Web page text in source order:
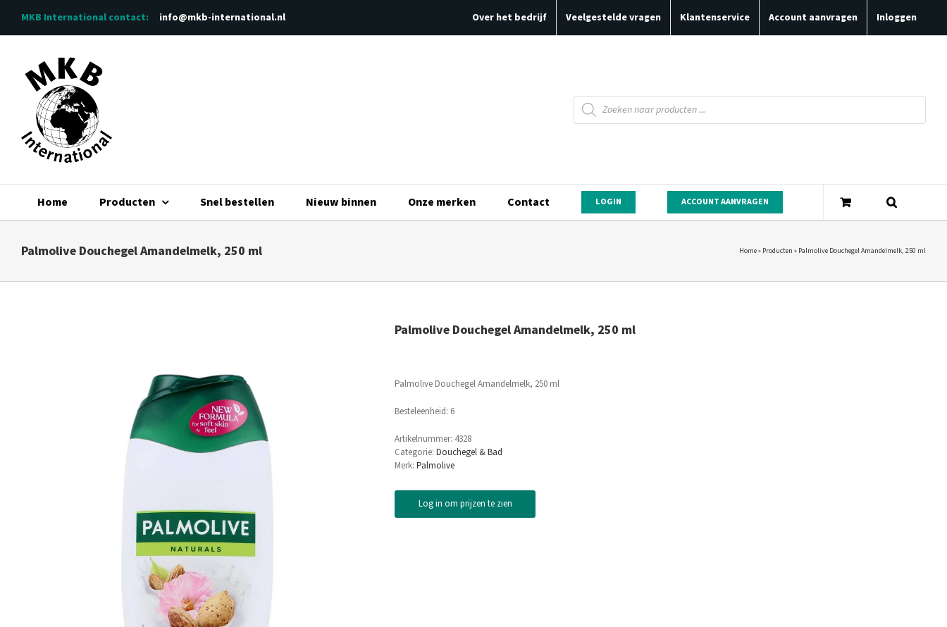
inhoud
MKB International contact: info@mkb-international.nl Over het bedrijf Veelgestelde vragen Klantenservice Account aanvragen Inloggen
Producten
zoeken
Home Producten Snel bestellen Nieuw binnen Onze merken Contact LOGIN ACCOUNT AANVRAGEN
Palmolive Douchegel Amandelmelk, 250 ml Home» Producten » Palmolive Douchegel Amandelmelk, 250 ml
Palmolive Douchegel Amandelmelk, 250 ml
Palmolive Douchegel Amandelmelk, 250 ml
Besteleenheid: 6
Artikelnummer: 4328
Categorie: Douchegel & Bad
Merk: Palmolive
Log in om prijzen te zien